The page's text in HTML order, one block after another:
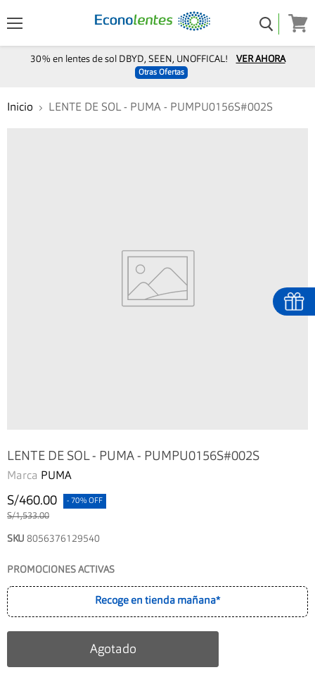
30% en lentes de sol DBYD, SEEN, UNOFFICAL! VER AHORA
Otras Ofertas
Inicio LENTE DE SOL - PUMA - PUMPU0156S#002S
LENTE DE SOL - PUMA - PUMPU0156S#002S
Marca PUMA
S/460.00 - 70% OFF
S/1,533.00
SKU 8056376129540
PROMOCIONES ACTIVAS
Recoge en tienda mañana*
Agotado